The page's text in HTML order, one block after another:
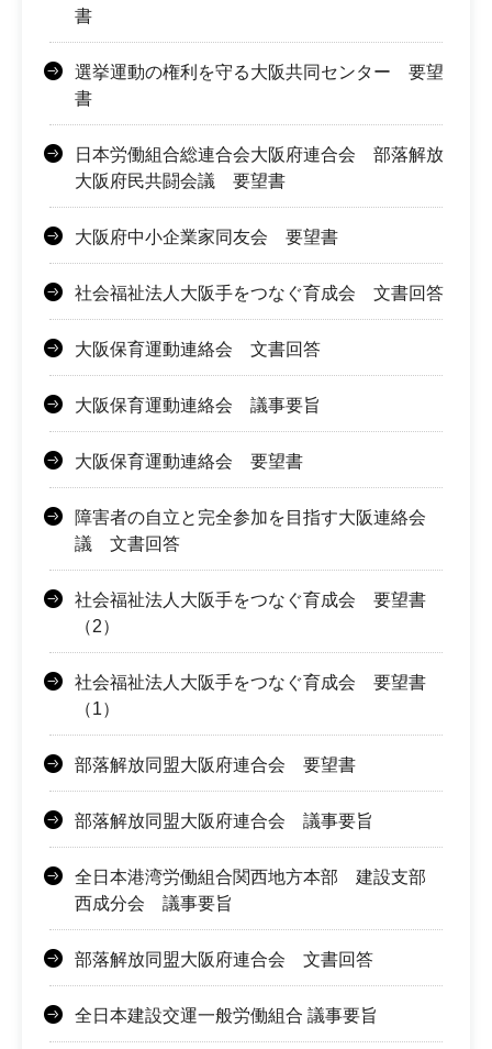
書
選挙運動の権利を守る大阪共同センター 要望
書
日本労働組合総連合会大阪府連合会 部落解放
大阪府民共闘会議 要望書
大阪府中小企業家同友会 要望書
社会福祉法人大阪手をつなぐ育成会 文書回答
大阪保育運動連絡会 文書回答
大阪保育運動連絡会 議事要旨
大阪保育運動連絡会 要望書
障害者の自立と完全参加を目指す大阪連絡会
議 文書回答
社会福祉法人大阪手をつなぐ育成会 要望書
（2）
社会福祉法人大阪手をつなぐ育成会 要望書
（1）
部落解放同盟大阪府連合会 要望書
部落解放同盟大阪府連合会 議事要旨
全日本港湾労働組合関西地方本部 建設支部
西成分会 議事要旨
部落解放同盟大阪府連合会 文書回答
全日本建設交運一般労働組合 議事要旨